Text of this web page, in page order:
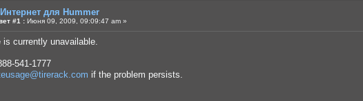
для Hummer
#1 : Июня 09, 2009, 09:09:47 am »
currently unavailable.
541-1777
if the problem persists.